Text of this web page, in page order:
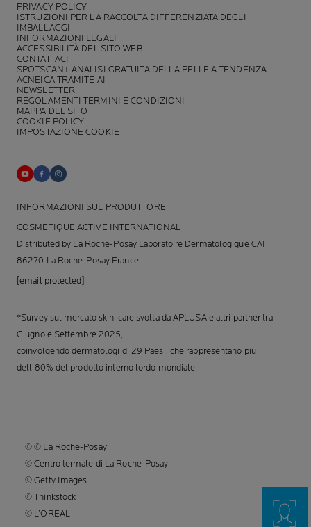
PRIVACY POLICY
ISTRUZIONI PER LA RACCOLTA DIFFERENZIATA DEGLI
IMBALLAGGI
INFORMAZIONI LEGALI
ACCESSIBILITÀ DEL SITO WEB
CONTATTACI
SPOTSCAN+ ANALISI GRATUITA DELLA PELLE A TENDENZA
ACNEICA TRAMITE AI
NEWSLETTER
REGOLAMENTI TERMINI E CONDIZIONI
MAPPA DEL SITO
COOKIE POLICY
IMPOSTAZIONE COOKIE
INFORMAZIONI SUL PRODUTTORE
COSMETIQUE ACTIVE INTERNATIONAL
Distributed by La Roche-Posay Laboratoire Dermatologique CAI
86270 La Roche-Posay France
[email protected]
*Survey sul mercato skin-care svolta da APLUSA e altri partner tra
Giugno e Settembre 2025,
coinvolgendo dermatologi di 29 Paesi, che rappresentano più
dell’80% del prodotto interno lordo mondiale.
© © La Roche-Posay
© Centro termale di La Roche-Posay
© Getty Images
© Thinkstock
© L’OREAL